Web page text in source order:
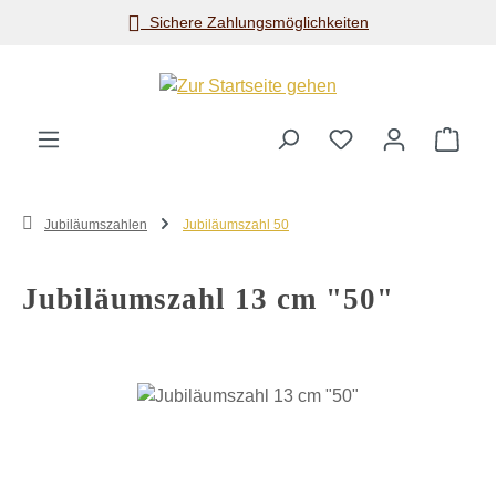
Zum Hauptinhalt springenSichere Zahlungsmöglichkeiten
Jubiläumszahlen Jubiläumszahl 50
Jubiläumszahl 13 cm "50"
Bildergalerie überspringen